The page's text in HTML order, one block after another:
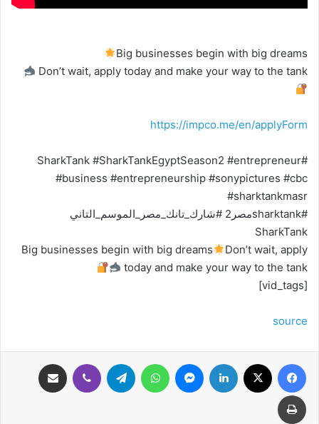
Big businesses begin with big dreams
Don’t wait, apply today and make your way to the tank
https://impco.me/en/applyForm
#SharkTank #SharkTankEgyptSeason2 #entrepreneur
#business #entrepreneurship #sonypictures #cbc
#sharktankmasr
#sharktankمصر2 #شارك_تانك_مصر_الموسم_التاني
SharkTank
Big businesses begin with big dreams
Don’t wait, apply
today and make your way to the tank
[vid_tags]
source
فيسبوك لينكدإن ماسنجر واتساب تيلقرام ڤايبر
طباعة